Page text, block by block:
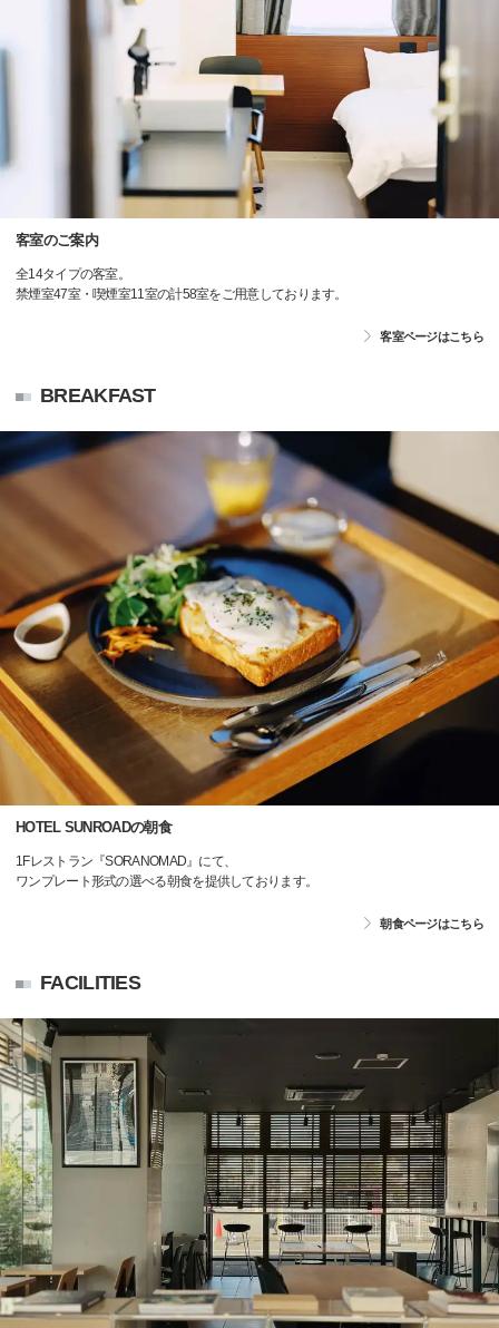
客室のご案内
全14タイプの客室。
禁煙室47室・喫煙室11室の計58室をご用意しております。
客室ページはこちら
BREAKFAST
HOTEL SUNROADの朝食
1Fレストラン『SORANOMAD』にて、
ワンプレート形式の選べる朝食を提供しております。
朝食ページはこちら
FACILITIES